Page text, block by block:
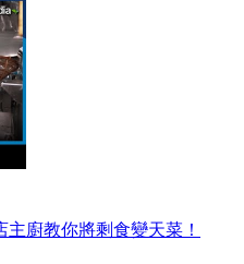
廚教你將剩食變天菜！